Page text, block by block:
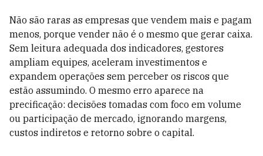
Não são raras as empresas que vendem mais e pagam
menos, porque vender não é o mesmo que gerar caixa.
Sem leitura adequada dos indicadores, gestores
ampliam equipes, aceleram investimentos e
expandem operações sem perceber os riscos que
estão assumindo. O mesmo erro aparece na
precificação: decisões tomadas com foco em volume
ou participação de mercado, ignorando margens,
custos indiretos e retorno sobre o capital.